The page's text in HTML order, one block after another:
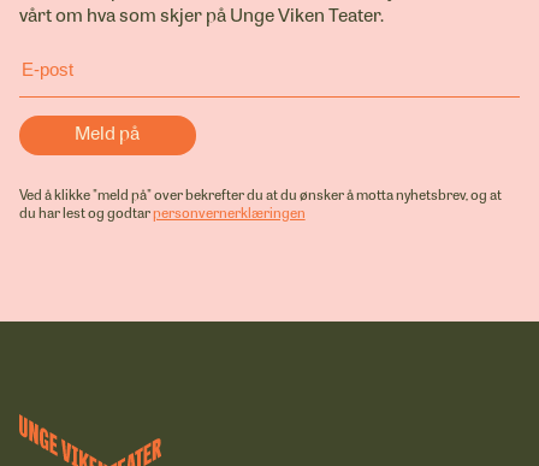
vårt om hva som skjer på Unge Viken Teater.
Ved å klikke "meld på" over bekrefter du at du ønsker å motta nyhetsbrev, og at
du har lest og godtarpersonvernerklæringen